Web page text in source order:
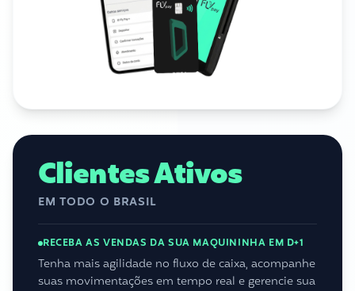
Clientes Ativos
EM TODO O BRASIL
RECEBA AS VENDAS DA SUA MAQUININHA EM D+1
Tenha mais agilidade no fluxo de caixa, acompanhe
suas movimentações em tempo real e gerencie sua